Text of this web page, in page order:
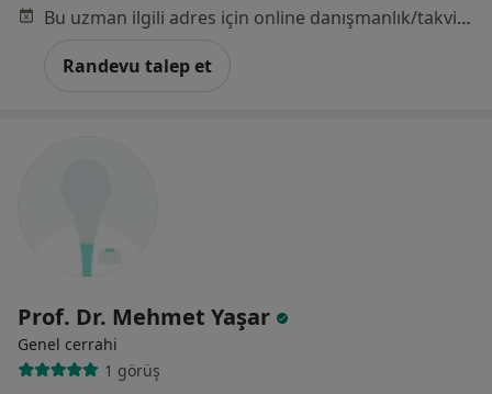
Bu uzman ilgili adres için online danışmanlık/takvim sunmuyor.
Randevu talep et
Prof. Dr. Mehmet Yaşar
Genel cerrahi
1 görüş